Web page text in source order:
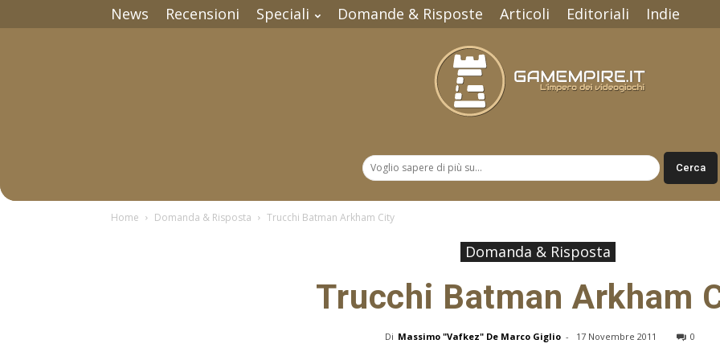
News Recensioni Speciali Domande & Risposte Articoli Editoriali Indie
Home Domanda & Risposta Trucchi Batman Arkham City
Domanda & Risposta
Trucchi Batman Arkham
Di Massimo "Vafkez" De Marco Giglio - 17 Novembre 2011 0